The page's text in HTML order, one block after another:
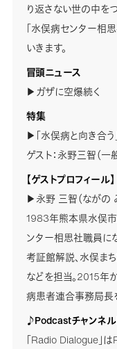
り返さない世の中を
「水俣病センター相
いきます。
冒頭ニュース
▶ガザに空爆続く
特集
▶「水俣病と向き合う
ゲスト：永野三智（
【ゲストプロフィール】
▶永野 三智（ながの
1983年熊本県水俣
ンター相思社職員に
考証館解説、水俣ま
などを担当。2015年
病患者連合事務局長
♪Podcastチャンネル
「Radio Dialogue」